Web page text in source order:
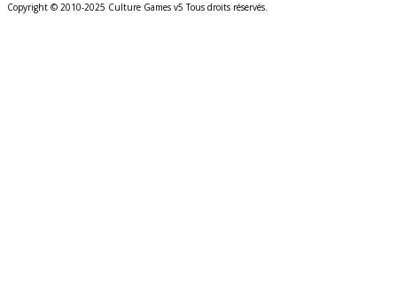
Copyright © 2010-2025 Culture Games v5 Tous droits réservés.